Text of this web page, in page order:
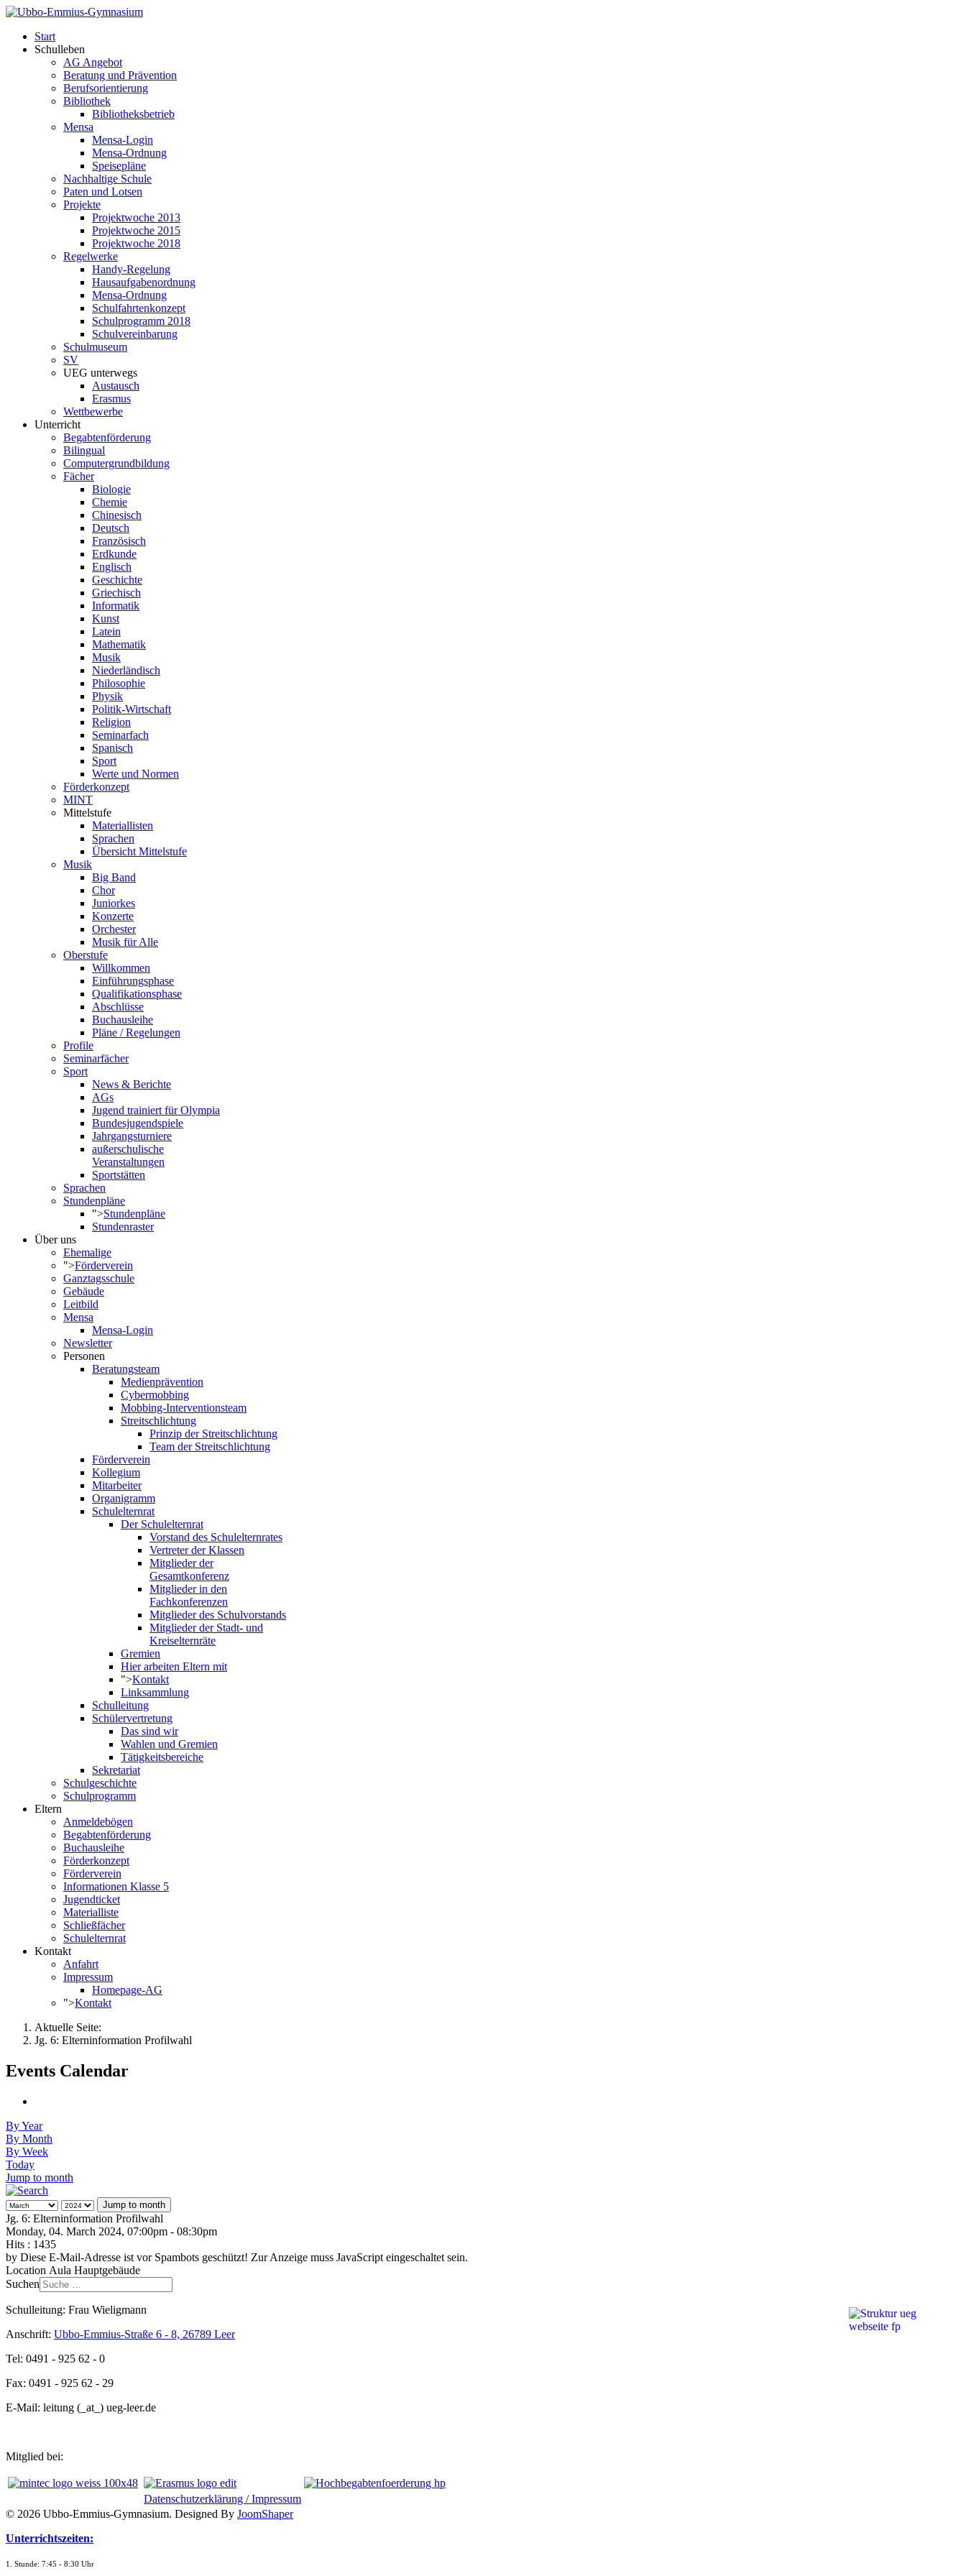
Start
Schulleben
AG Angebot
Beratung und Prävention
Berufsorientierung
Bibliothek
Bibliotheksbetrieb
Mensa
Mensa-Login
Mensa-Ordnung
Speisepläne
Nachhaltige Schule
Paten und Lotsen
Projekte
Projektwoche 2013
Projektwoche 2015
Projektwoche 2018
Regelwerke
Handy-Regelung
Hausaufgabenordnung
Mensa-Ordnung
Schulfahrtenkonzept
Schulprogramm 2018
Schulvereinbarung
Schulmuseum
SV
UEG unterwegs
Austausch
Erasmus
Wettbewerbe
Unterricht
Begabtenförderung
Bilingual
Computergrundbildung
Fächer
Biologie
Chemie
Chinesisch
Deutsch
Französisch
Erdkunde
Englisch
Geschichte
Griechisch
Informatik
Kunst
Latein
Mathematik
Musik
Niederländisch
Philosophie
Physik
Politik-Wirtschaft
Religion
Seminarfach
Spanisch
Sport
Werte und Normen
Förderkonzept
MINT
Mittelstufe
Materiallisten
Sprachen
Übersicht Mittelstufe
Musik
Big Band
Chor
Juniorkes
Konzerte
Orchester
Musik für Alle
Oberstufe
Willkommen
Einführungsphase
Qualifikationsphase
Abschlüsse
Buchausleihe
Pläne / Regelungen
Profile
Seminarfächer
Sport
News & Berichte
AGs
Jugend trainiert für Olympia
Bundesjugendspiele
Jahrgangsturniere
außerschulische
Veranstaltungen
Sportstätten
Sprachen
Stundenpläne
">Stundenpläne
Stundenraster
Über uns
Ehemalige
">Förderverein
Ganztagsschule
Gebäude
Leitbild
Mensa
Mensa-Login
Newsletter
Personen
Beratungsteam
Medienprävention
Cybermobbing
Mobbing-Interventionsteam
Streitschlichtung
Prinzip der Streitschlichtung
Team der Streitschlichtung
Förderverein
Kollegium
Mitarbeiter
Organigramm
Schulelternrat
Der Schulelternrat
Vorstand des Schulelternrates
Vertreter der Klassen
Mitglieder der
Gesamtkonferenz
Mitglieder in den
Fachkonferenzen
Mitglieder des Schulvorstands
Mitglieder der Stadt- und
Kreiselternräte
Gremien
Hier arbeiten Eltern mit
">Kontakt
Linksammlung
Schulleitung
Schülervertretung
Das sind wir
Wahlen und Gremien
Tätigkeitsbereiche
Sekretariat
Schulgeschichte
Schulprogramm
Eltern
Anmeldebögen
Begabtenförderung
Buchausleihe
Förderkonzept
Förderverein
Informationen Klasse 5
Jugendticket
Materialliste
Schließfächer
Schulelternrat
Kontakt
Anfahrt
Impressum
Homepage-AG
">Kontakt
Aktuelle Seite:
Jg. 6: Elterninformation Profilwahl
Events Calendar
By Year
By Month
By Week
Today
Jump to month
Jump to month
Jg. 6: Elterninformation Profilwahl
Monday, 04. March 2024, 07:00pm - 08:30pm
Hits : 1435
by Diese E-Mail-Adresse ist vor Spambots geschützt! Zur Anzeige muss JavaScript eingeschaltet sein.
Location Aula Hauptgebäude
Suchen
Schulleitung: Frau Wieligmann
Anschrift: Ubbo-Emmius-Straße 6 - 8, 26789 Leer
Tel: 0491 - 925 62 - 0
Fax: 0491 - 925 62 - 29
E-Mail: leitung (_at_) ueg-leer.de
Mitglied bei:
Datenschutzerklärung / Impressum
© 2026 Ubbo-Emmius-Gymnasium. Designed By JoomShaper
Unterrichtszeiten:
1. Stunde: 7:45 - 8:30 Uhr